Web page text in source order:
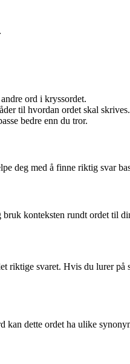
ord i kryssordet.
til hvordan ordet skal skrives.
bedre enn du tror.
deg med å finne riktig svar
konteksten rundt ordet til
riktige svaret. Hvis du lurer
dette ordet ha ulike